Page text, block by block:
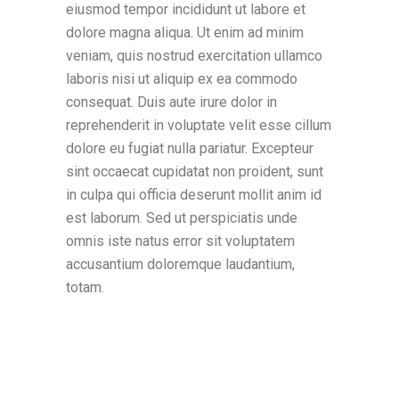
eiusmod tempor incididunt ut labore et
dolore magna aliqua. Ut enim ad minim
veniam, quis nostrud exercitation ullamco
laboris nisi ut aliquip ex ea commodo
consequat. Duis aute irure dolor in
reprehenderit in voluptate velit esse cillum
dolore eu fugiat nulla pariatur. Excepteur
sint occaecat cupidatat non proident, sunt
in culpa qui officia deserunt mollit anim id
est laborum. Sed ut perspiciatis unde
omnis iste natus error sit voluptatem
accusantium doloremque laudantium,
totam.